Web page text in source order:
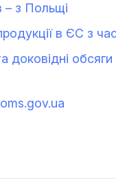
– з Польщі
в ЄС з
доковідні обсяги